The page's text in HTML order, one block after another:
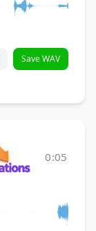
Save WAV
0:05